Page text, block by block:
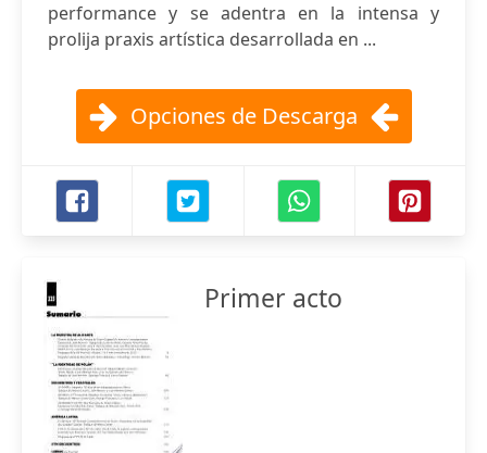
performance y se adentra en la intensa y
prolija praxis artística desarrollada en ...
Opciones de Descarga
Primer acto